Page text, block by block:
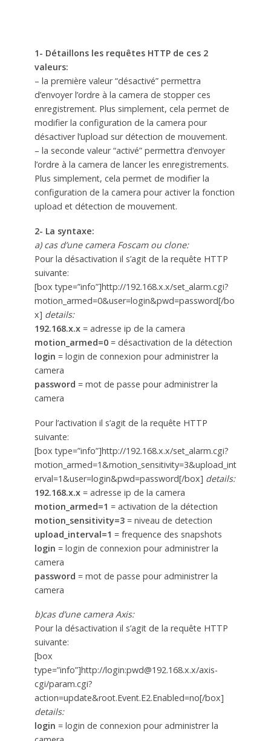
1- Détaillons les requêtes HTTP de ces 2
valeurs:
– la première valeur “désactivé” permettra
d’envoyer l’ordre à la camera de stopper ces
enregistrement. Plus simplement, cela permet de
modifier la configuration de la camera pour
désactiver l’upload sur détection de mouvement.
– la seconde valeur “activé” permettra d’envoyer
l’ordre à la camera de lancer les enregistrements.
Plus simplement, cela permet de modifier la
configuration de la camera pour activer la fonction
upload et détection de mouvement.
2- La syntaxe:
a) cas d’une camera Foscam ou clone:
Pour la désactivation il s’agit de la requête HTTP
suivante:
[box type=”info”]http://192.168.x.x/set_alarm.cgi?
motion_armed=0&user=login&pwd=password[/bo
x] details:
192.168.x.x= adresse ip de la camera
motion_armed=0= désactivation de la détection
login = login de connexion pour administrer la
camera
password = mot de passe pour administrer la
camera
Pour l’activation il s’agit de la requête HTTP
suivante:
[box type=”info”]http://192.168.x.x/set_alarm.cgi?
motion_armed=1&motion_sensitivity=3&upload_int
erval=1&user=login&pwd=password[/box] details:
192.168.x.x= adresse ip de la camera
motion_armed=1 = activation de la détection
motion_sensitivity=3= niveau de detection
upload_interval=1 = frequence des snapshots
login = login de connexion pour administrer la
camera
password = mot de passe pour administrer la
camera
b)cas d’une camera Axis:
Pour la désactivation il s’agit de la requête HTTP
suivante:
[box
type=”info”]http://login:pwd@192.168.x.x/axis-
cgi/param.cgi?
action=update&root.Event.E2.Enabled=no[/box]
details:
login = login de connexion pour administrer la